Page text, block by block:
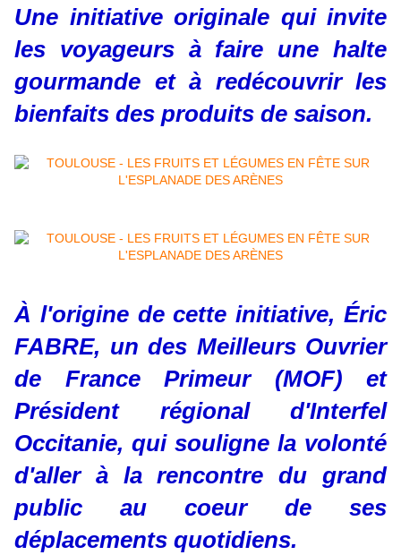
Une initiative originale qui invite
les voyageurs à faire une halte
gourmande et à redécouvrir les
bienfaits des produits de saison.
À l'origine de cette initiative, Éric
FABRE, un des Meilleurs Ouvrier
de France Primeur (MOF) et
Président régional d'Interfel
Occitanie, qui souligne la volonté
d'aller à la rencontre du grand
public au coeur de ses
déplacements quotidiens.